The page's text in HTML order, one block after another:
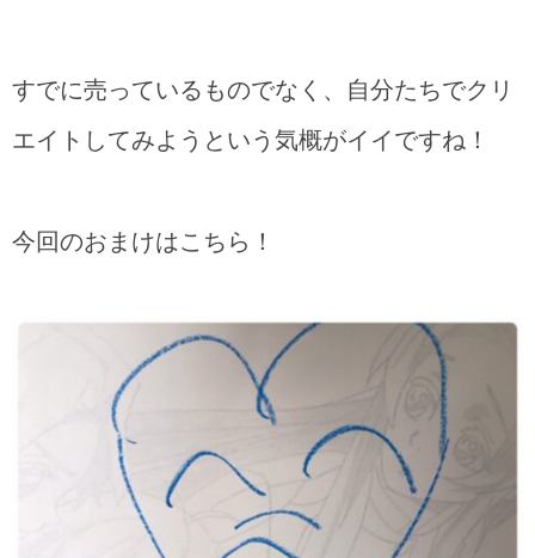
すでに売っているものでなく、自分たちでクリ
エイトしてみようという気概がイイですね！
今回のおまけはこちら！